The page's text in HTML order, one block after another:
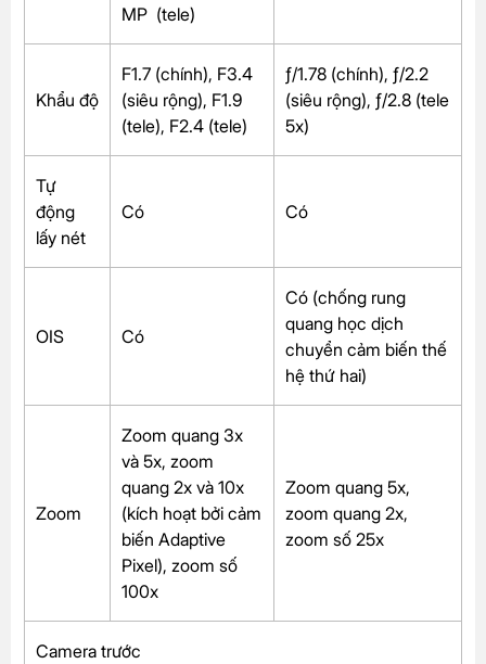
MP (tele)
Khẩu độ
F1.7 (chính), F3.4
(siêu rộng), F1.9
(tele), F2.4 (tele)
ƒ/1.78 (chính), ƒ/2.2
(siêu rộng), ƒ/2.8 (tele
5x)
Tự
động
lấy nét
Có Có
OIS Có
Có (chống rung
quang học dịch
chuyển cảm biến thế
hệ thứ hai)
Zoom
Zoom quang 3x
và 5x, zoom
quang 2x và 10x
(kích hoạt bởi cảm
biến Adaptive
Pixel), zoom số
100x
Zoom quang 5x,
zoom quang 2x,
zoom số 25x
Camera trước